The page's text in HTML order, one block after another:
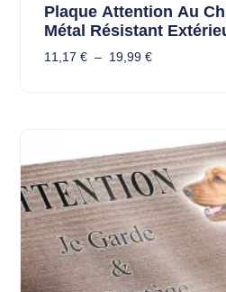
Plaque Attention Au
Métal Résistant
11,17 € – 19,99 €